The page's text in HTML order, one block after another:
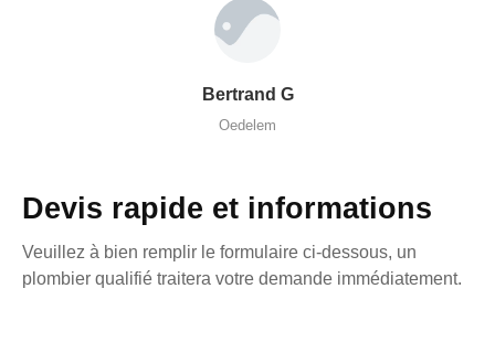
Bertrand G
Oedelem
Devis rapide et informations
Veuillez à bien remplir le formulaire ci-dessous, un
plombier qualifié traitera votre demande immédiatement.